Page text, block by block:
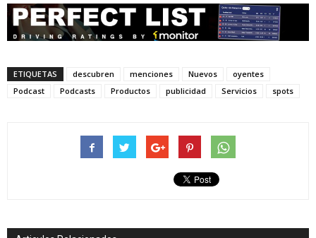
ETIQUETAS descubren menciones Nuevos
oyentes
Podcast
Podcasts Productos publicidad Servicios spots